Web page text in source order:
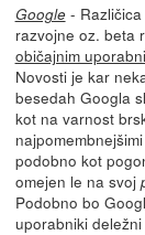
Google- Različica
razvojne oz. beta
običajnim
Novosti je kar
besedah Googla
kot na varnost
podobno kot
omejen le na svoj
Podobno bo
uporabniki